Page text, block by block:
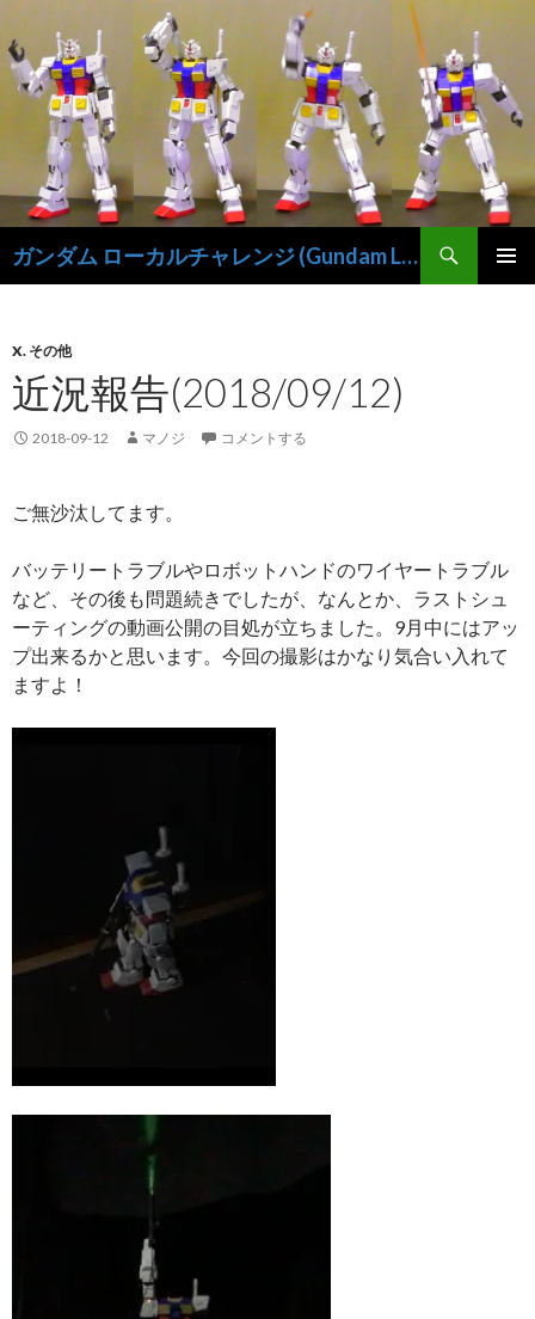
ガンダム ローカルチャレンジ (Gundam Local-Challenge)
索
ン
ツ
へ
キ
X. その他
近況報告(2018/09/12)
2018-09-12 マノジ コメントする
ご無沙汰してます。
バッテリートラブルやロボットハンドのワイヤートラブル
など、その後も問題続きでしたが、なんとか、ラストシュ
ーティングの動画公開の目処が立ちました。9月中にはアッ
プ出来るかと思います。今回の撮影はかなり気合い入れて
ますよ！